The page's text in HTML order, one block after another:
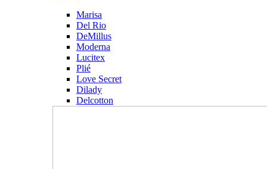
Marisa
Del Rio
DeMillus
Moderna
Lucitex
Plié
Love Secret
Dilady
Delcotton